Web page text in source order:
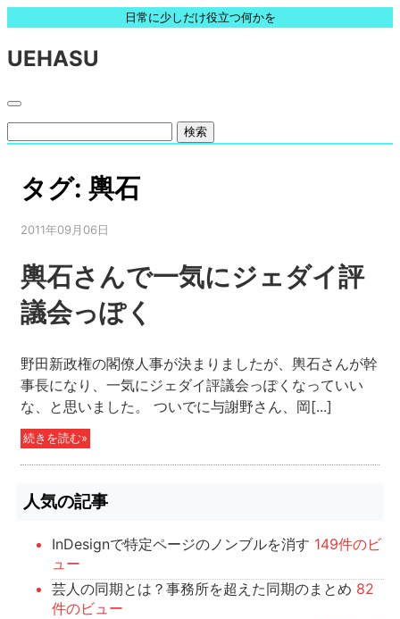
日常に少しだけ役立つ何かを
UEHASU
検
索:
タグ: 輿石
2011年09月06日
輿石さんで一気にジェダイ評
議会っぽく
野田新政権の閣僚人事が決まりましたが、輿石さんが幹
事長になり、一気にジェダイ評議会っぽくなっていい
な、と思いました。 ついでに与謝野さん、岡[...]
続きを読む»
人気の記事
InDesignで特定ページのノンブルを消す 149件のビ
ュー
芸人の同期とは？事務所を超えた同期のまとめ 82
件のビュー